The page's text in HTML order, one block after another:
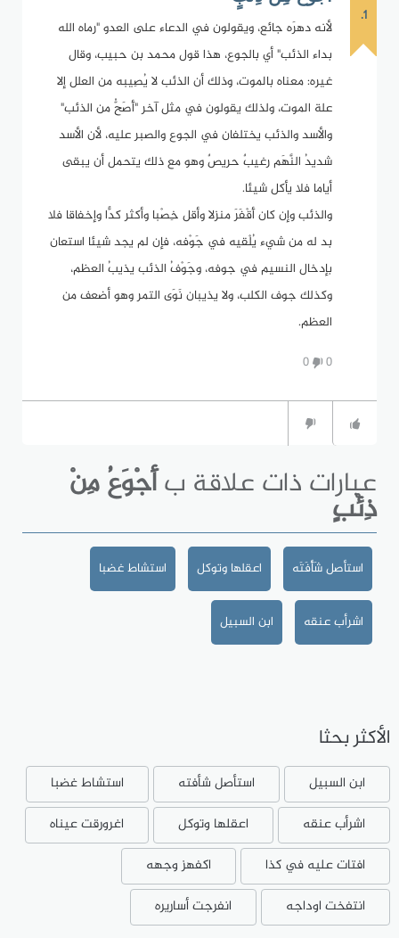
1.
لأنه دهرَه جائع، ويقولون في الدعاء على العدو "رماه الله
بداء الذئب" أي بالجوع، هذا قول محمد بن حبيب، وقال
غيره: معناه بالموت، وذلك أن الذئب لا يُصِيبه من العلل إلا
علة الموت، ولذلك يقولون في مثل آخر "أَصَحُّ من الذئب"
والأسد والذئب يختلفان في الجوع والصبر عليه، لأن الأسد
شديدُ النَّهَم رغيبٌ حريصٌ وهو مع ذلك يتحمل أن يبقى
أياما فلا يأكل شيئا.
والذئب وإن كان أَقْفَرَ منزلا وأقل خِصْبا وأكثر كدًّا وإخفاقا فلا
بد له من شيء يُلْقيه في جَوْفه، فإن لم يجد شيئا استعان
بإدخال النسيم في جوفه، وجَوْفُ الذئب يذيبُ العظم،
وكذلك جوف الكلب، ولا يذيبان نَوَى التمر وهو أضعف من
العظم.
0
0
عبارات ذات علاقة بأَجْوَعُ مِنْ
ذِئْبٍ
استأصل شَأْفَتَه اعقلها وتوكل استشاط غضبا
اشرأب عنقه ابن السبيل
الأكثر بحثا
ابن السبيل استأصل شأفته
استشاط غضبا
اشرأب عنقه
اعقلها وتوكل
اغرورقت عيناه
افتات عليه في كذا
اكفهز وجهه
انتفخت اوداجه
انفرجت أساريره